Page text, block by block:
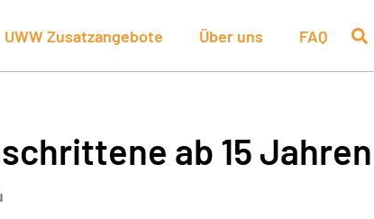
UWW Zusatzangebote Über uns FAQ
ab 15 Jahren